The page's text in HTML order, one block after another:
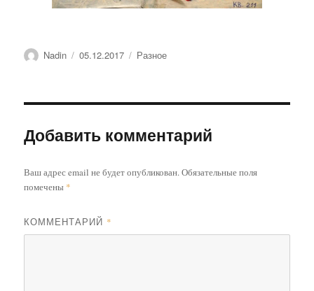
Автор
Nadin Опубликовано
05.12.2017 Рубрики
Разное
Добавить комментарий
Ваш адрес email не будет опубликован.Обязательные поля
помечены *
КОММЕНТАРИЙ *